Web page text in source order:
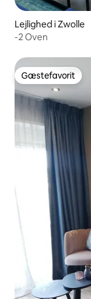
Lejlighed i Zwolle
-2 Oven
Gæstefavorit
Gæstefavorit